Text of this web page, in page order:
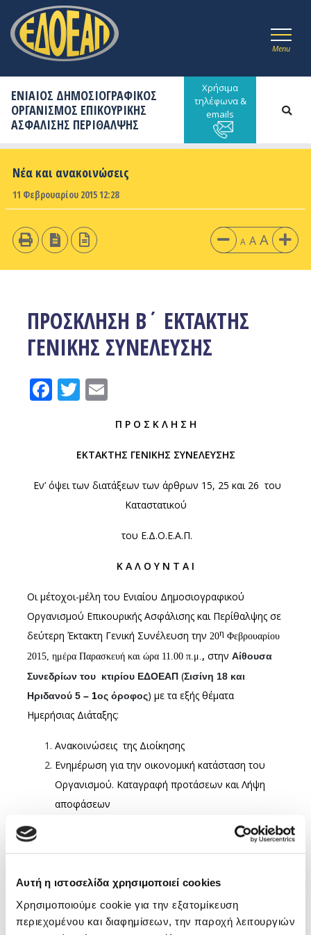
Αυτή η ιστοσελίδα χρησιμοποιεί cookies
Χρησιμοποιούμε cookie για την εξατομίκευση
περιεχομένου και διαφημίσεων, την παροχή λειτουργιών
Menu
ΕΝΙΑΙΟΣ ΔΗΜΟΣΙΟΓΡΑΦΙΚΟΣ
ΟΡΓΑΝΙΣΜΟΣ ΕΠΙΚΟΥΡΙΚΗΣ
ΑΣΦΑΛΙΣΗΣ ΠΕΡΙΘΑΛΨΗΣ
Χρήσιμα
τηλέφωνα &
emails
Νέα και ανακοινώσεις
11 Φεβρουαρίου 2015 12:28
A A A
ΠΡΟΣΚΛΗΣΗ Β΄ ΕΚΤΑΚΤΗΣ
ΓΕΝΙΚΗΣ ΣΥΝΕΛΕΥΣΗΣ
Facebook
Twitter
Π Ρ Ο Σ Κ Λ Η Σ Η
ΕΚΤΑΚΤΗΣ ΓΕΝΙΚΗΣ ΣΥΝΕΛΕΥΣΗΣ
Εν’ όψει των διατάξεων των άρθρων 15, 25 και 26 του
Καταστατικού
του Ε.Δ.Ο.Ε.Α.Π.
Κ Α Λ Ο Υ Ν Τ Α Ι
Οι μέτοχοι-μέλη του Ενιαίου Δημοσιογραφικού
Οργανισμού Επικουρικής Ασφάλισης και Περίθαλψης σε
δεύτερη Έκτακτη Γενική Συνέλευση την 20η Φεβρουαρίου
2015, ημέρα Παρασκευή και ώρα 11.00 π.μ., στην Αίθουσα
Συνεδρίων του κτιρίου ΕΔΟΕΑΠ (Σισίνη 18 και
Ηριδανού 5 – 1ος όροφος) με τα εξής θέματα
Ημερήσιας Διάταξης:
Ανακοινώσεις της Διοίκησης
Ενημέρωση για την οικονομική κατάσταση του
Οργανισμού. Καταγραφή προτάσεων και Λήψη
αποφάσεων
Ανακοίνωση ημερομηνοχρονολογίας αρχαιρεσιών
Εξελεγκτικής Επιτροπής
Σ ε περίπτωση που δεν θα επιτευχθεί η νόμιμη απαρτία